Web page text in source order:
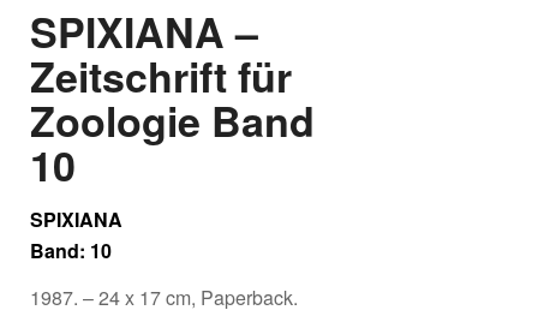
SPIXIANA –
Zeitschrift für
Zoologie Band
10
SPIXIANA
Band: 10
1987. – 24 x 17 cm, Paperback.